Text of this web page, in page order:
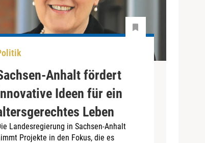
Anhalt fördert
Ideen für ein
Leben
Landesregierung in Sachsen-Anhalt
Projekte in den Fokus, die es